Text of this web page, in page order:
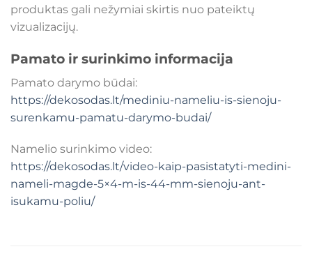
produktas gali nežymiai skirtis nuo pateiktų
vizualizacijų.
Pamato ir surinkimo informacija
Pamato darymo būdai:
https://dekosodas.lt/mediniu-nameliu-is-sienoju-
surenkamu-pamatu-darymo-budai/
Namelio surinkimo video:
https://dekosodas.lt/video-kaip-pasistatyti-medini-
nameli-magde-5×4-m-is-44-mm-sienoju-ant-
isukamu-poliu/